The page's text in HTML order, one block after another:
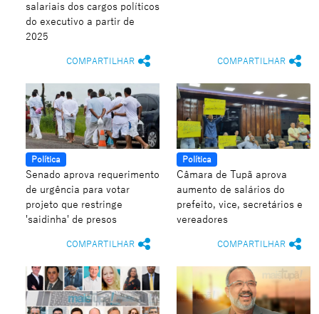
salariais dos cargos políticos
do executivo a partir de
2025
COMPARTILHAR COMPARTILHAR
Política
Senado aprova requerimento
de urgência para votar
projeto que restringe
'saidinha' de presos
COMPARTILHAR
Política
Câmara de Tupã aprova
aumento de salários do
prefeito, vice, secretários e
vereadores
COMPARTILHAR